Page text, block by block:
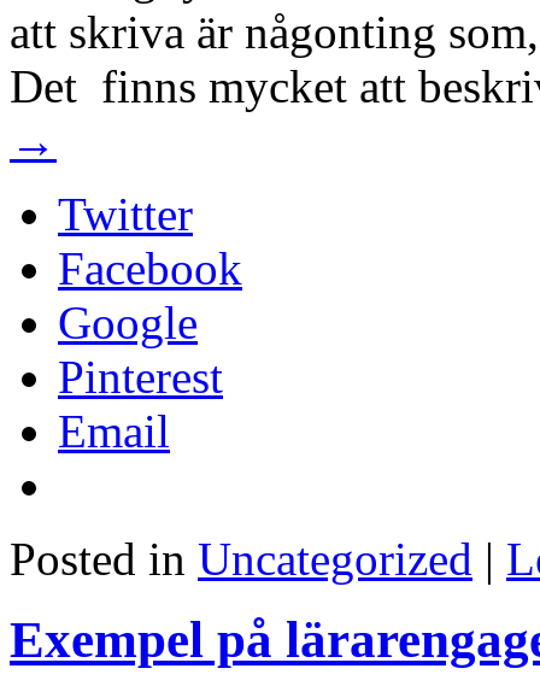
att skriva är någonting
Det finns mycket att
→
Twitter
Facebook
Google
Pinterest
Email
Posted in Uncategorized |
Exempel på